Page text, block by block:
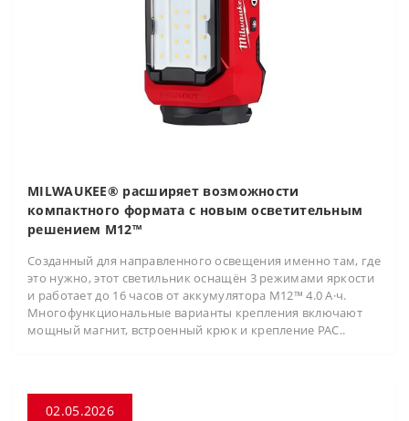
MILWAUKEE® расширяет возможности
компактного формата с новым осветительным
решением M12™
Созданный для направленного освещения именно там, где
это нужно, этот светильник оснащён 3 режимами яркости
и работает до 16 часов от аккумулятора M12™ 4.0 А·ч.
Многофункциональные варианты крепления включают
мощный магнит, встроенный крюк и крепление PAC..
02.05.2026